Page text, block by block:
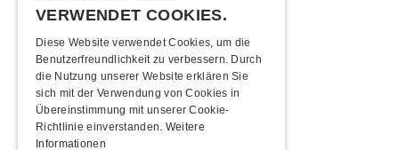
2011
2010
2009
2008
2007
2006
2005
2004
2003
VERWENDET COOKIES.
Diese Website verwendet Cookies, um die
Benutzerfreundlichkeit zu verbessern. Durch
die Nutzung unserer Website erklären Sie
sich mit der Verwendung von Cookies in
Übereinstimmung mit unserer Cookie-
Richtlinie einverstanden. Weitere
Informationen